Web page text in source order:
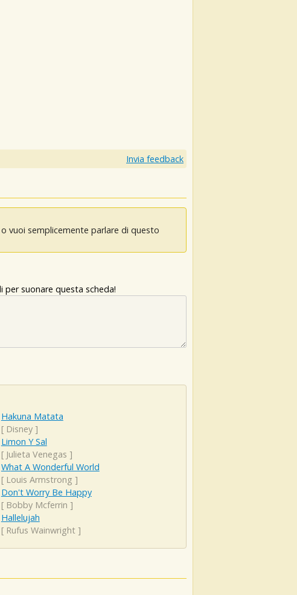
Invia feedback
vuoi semplicemente parlare di questo
per suonare questa scheda!
Hakuna Matata
[ Disney]
Limon Y Sal
[ Julieta Venegas ]
What A Wonderful World
[ Louis Armstrong ]
Don't Worry Be Happy
[ Bobby Mcferrin ]
Hallelujah
[ Rufus Wainwright]